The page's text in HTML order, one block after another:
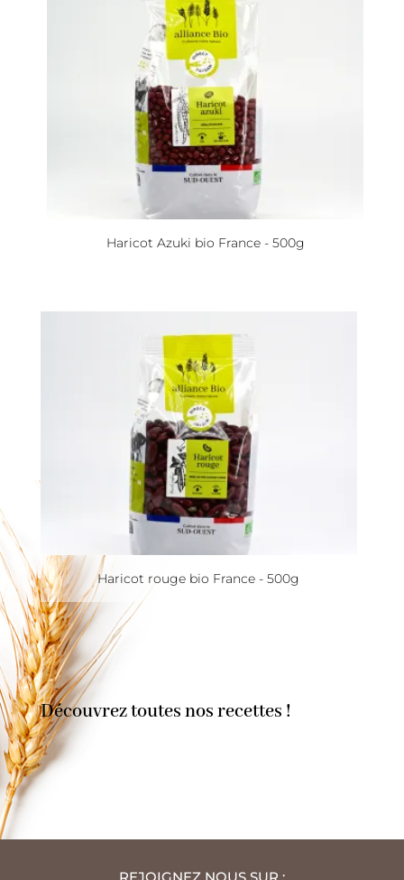
Haricot Azuki bio France - 500g
Haricot rouge bio France - 500g
Découvrez toutes nos recettes !